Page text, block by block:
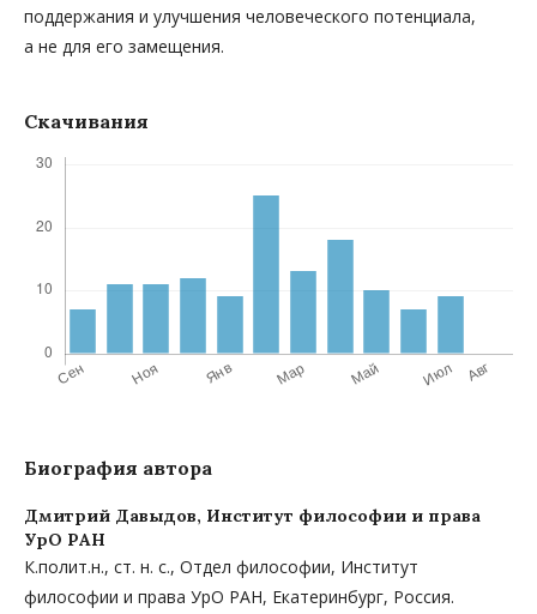
поддержания и улучшения человеческого потенциала,
а не для его замещения.
Скачивания
Биография автора
Дмитрий Давыдов, Институт философии и права
УрО РАН
К.полит.н., ст. н. с., Отдел философии, Институт
философии и права УрО РАН, Екатеринбург, Россия.